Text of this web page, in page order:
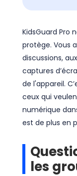
KidsGuard Pro
protège. Vous
discussions,
captures
de l'appareil.
ceux qui
numérique
est de plus en
les